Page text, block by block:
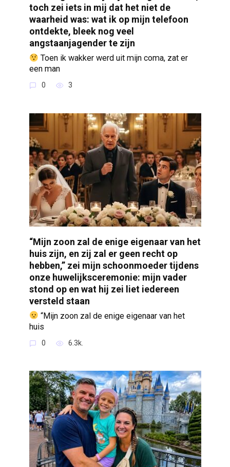
toch zei iets in mij dat het niet de
waarheid was: wat ik op mijn telefoon
ontdekte, bleek nog veel
angstaanjagender te zijn
Toen ik wakker werd uit mijn coma, zat er
een man
0 3
“Mijn zoon zal de enige eigenaar van het
huis zijn, en zij zal er geen recht op
hebben,” zei mijn schoonmoeder tijdens
onze huwelijksceremonie: mijn vader
stond op en wat hij zei liet iedereen
versteld staan
“Mijn zoon zal de enige eigenaar van het
huis
0 6.3k.